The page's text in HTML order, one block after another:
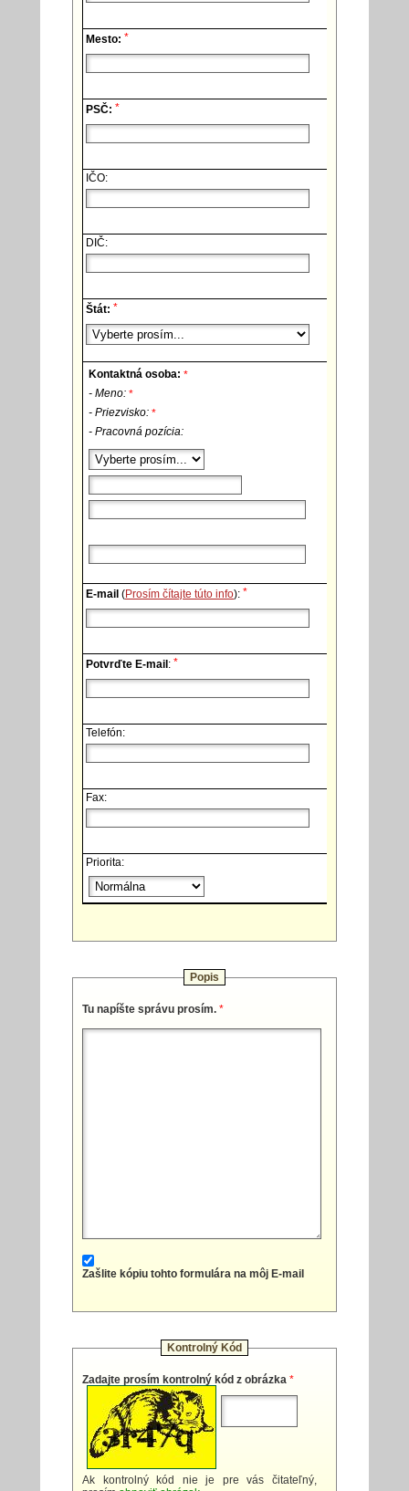
Mesto: *
PSČ: *
IČO:
DIČ:
Štát: *
Kontaktná osoba: *
- Meno: *
- Priezvisko: *
- Pracovná pozícia:
E-mail (Prosím čítajte túto info): *
Potvrďte E-mail: *
Telefón:
Fax:
Priorita:
Popis
Tu napíšte správu prosím. *
Zašlite kópiu tohto formulára na môj E-mail
Kontrolný Kód
Zadajte prosím kontrolný kód z obrázka *
Ak kontrolný kód nie je pre vás čitateľný,